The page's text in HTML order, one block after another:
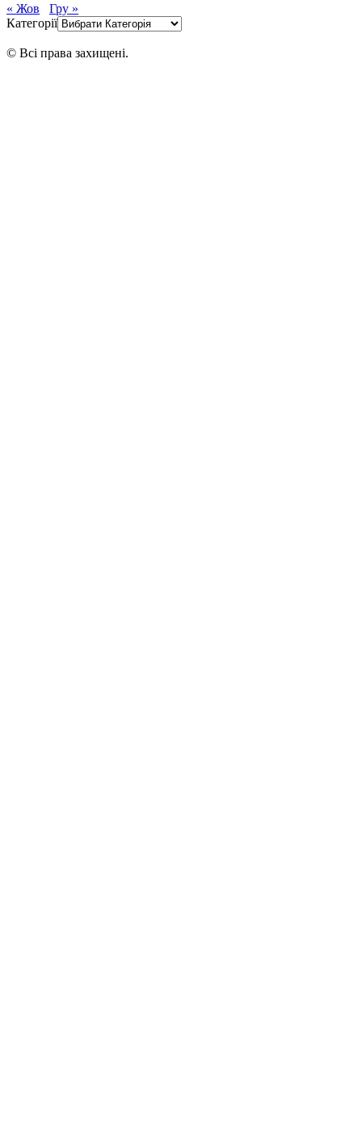
« Жов
Гру »
Категорії
© Всі права захищені.